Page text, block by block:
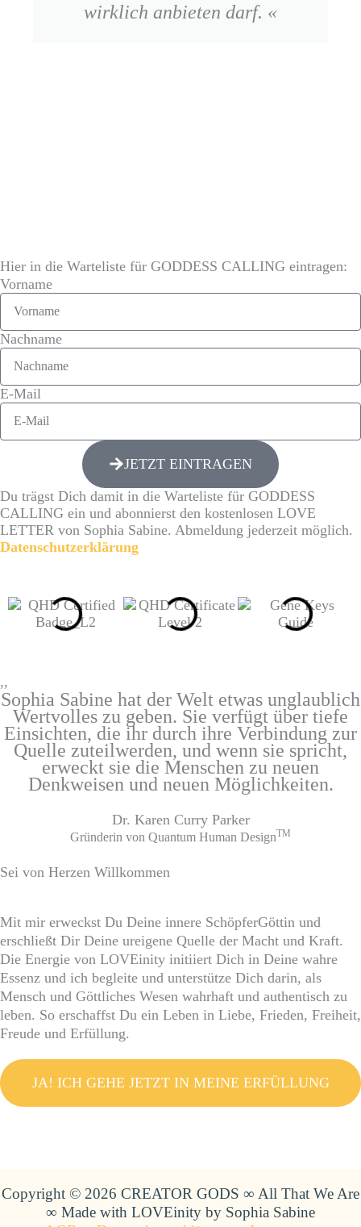
wirklich anbieten darf. «
Hier in die Warteliste für GODDESS CALLING eintragen:
Vorname
Nachname
E-Mail
JETZT EINTRAGEN
Du trägst Dich damit in die Warteliste für GODDESS
CALLING ein und abonnierst den kostenlosen LOVE
LETTER von Sophia Sabine. Abmeldung jederzeit möglich.
Datenschutzerklärung
,,
Sophia Sabine hat der Welt etwas unglaublich
Wertvolles zu geben. Sie verfügt über tiefe
Einsichten, die ihr durch ihre Verbindung zur
Quelle zuteilwerden, und wenn sie spricht,
erweckt sie die Menschen zu neuen
Denkweisen und neuen Möglichkeiten.
Dr. Karen Curry Parker
Gründerin von Quantum Human DesignTM
Sei von Herzen Willkommen
Mit mir erweckst Du Deine innere SchöpferGöttin und
erschließt Dir Deine ureigene Quelle der Macht und Kraft.
Die Energie von LOVEinity initiiert Dich in Deine wahre
Essenz und ich begleite und unterstütze Dich darin, als
Mensch und Göttliches Wesen wahrhaft und authentisch zu
leben. So erschaffst Du ein Leben in Liebe, Frieden, Freiheit,
Freude und Erfüllung.
JA! ICH GEHE JETZT IN MEINE ERFÜLLUNG
Copyright © 2026 CREATOR GODS ∞ All That We Are
∞ Made with LOVEinity by Sophia Sabine